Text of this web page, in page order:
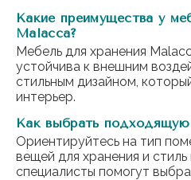
Какие преимущества у
Malacca?
Мебель для хранения
устойчива к внешним
стильным дизайном,
интерьер.
Как выбрать
Ориентируйтесь на тип
вещей для хранения и
специалисты помогут